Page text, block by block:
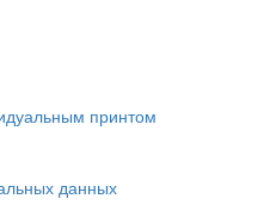
принтом
данных